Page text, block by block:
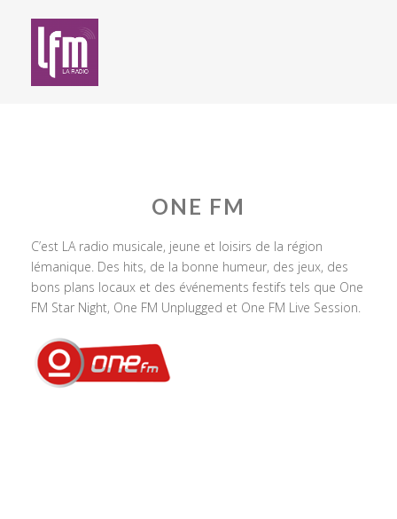
ONE FM
C’est LA radio musicale, jeune et loisirs de la région
lémanique. Des hits, de la bonne humeur, des jeux, des
bons plans locaux et des événements festifs tels que One
FM Star Night, One FM Unplugged et One FM Live Session.